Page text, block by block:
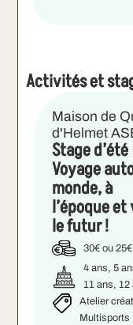
Activités et
Maison de
d'Helmet
Stage d’été
Voyage
monde, à
l’époque et
le futur !
30€ ou
4 ans, 5
11 ans, 12
Atelier
Multisports